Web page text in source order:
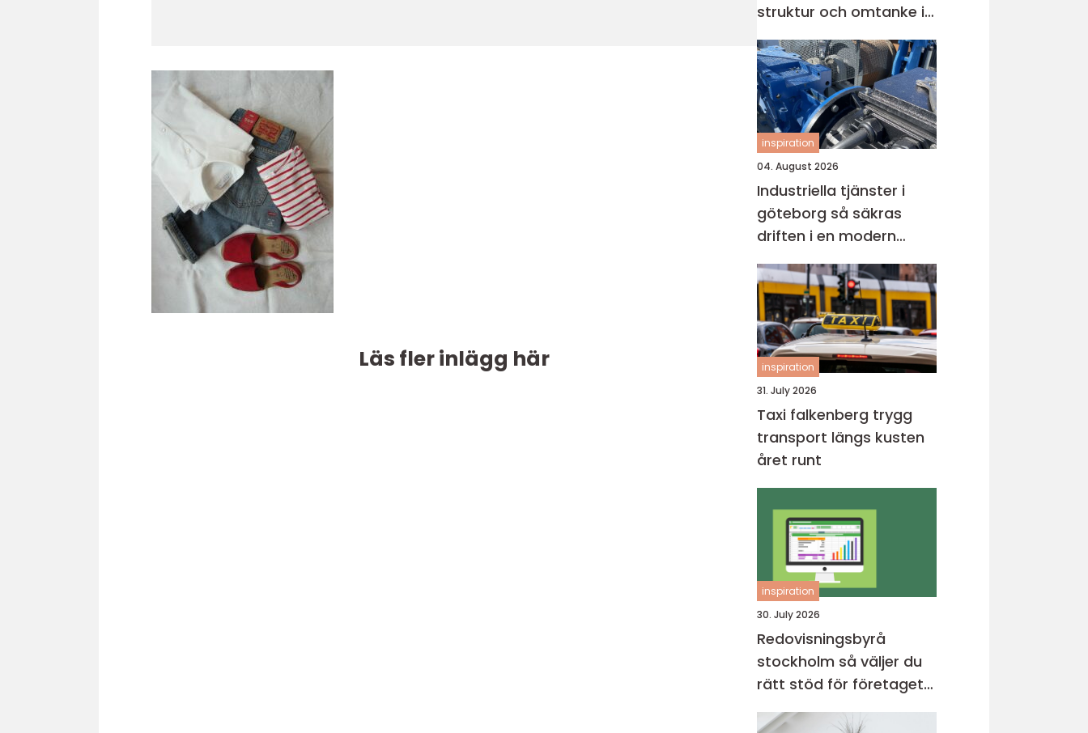
Läs fler inlägg här
struktur och omtanke i
en svår tid
inspiration
04. August 2026
Industriella tjänster i
göteborg så säkras
driften i en modern
industristad
inspiration
31. July 2026
Taxi falkenberg trygg
transport längs kusten
året runt
inspiration
30. July 2026
Redovisningsbyrå
stockholm så väljer du
rätt stöd för företagets
ekonomi